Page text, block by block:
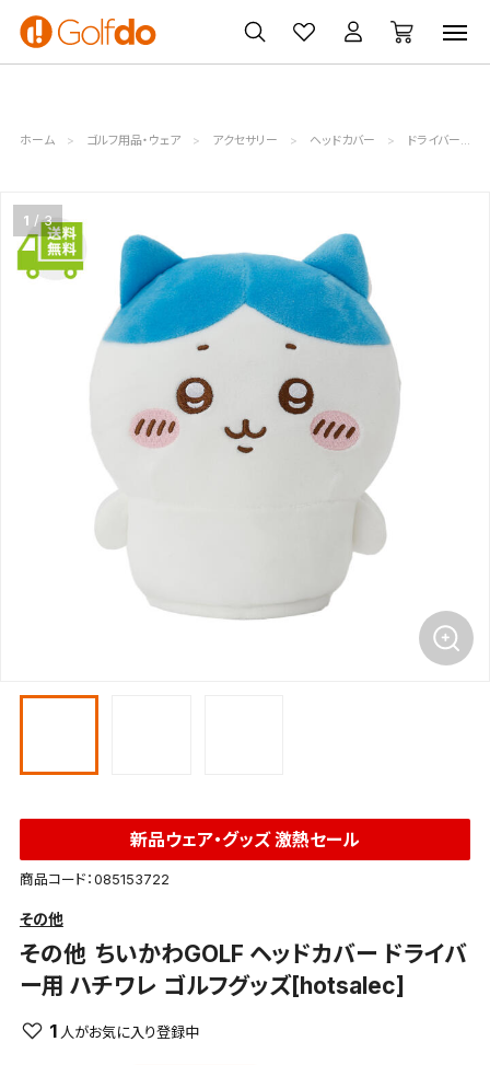
ゴルフ
クラブ
ゴルフ用品
買取
無料査定
クーポン
一覧
ホーム ゴルフ用品・ウェア アクセサリー ヘッドカバー ドライバー用
1 3
新品ウェア・グッズ 激熱セール
商品コード：085153722
その他
その他 ちいかわGOLF ヘッドカバー ドライバ
ー用 ハチワレ ゴルフグッズ[hotsalec]
1